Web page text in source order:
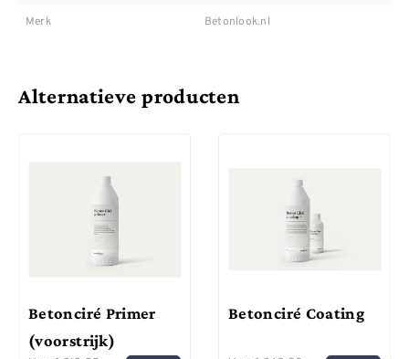
Merk Betonlook.nl
Alternatieve producten
Betonciré Primer
(voorstrijk)
Betonciré Coating